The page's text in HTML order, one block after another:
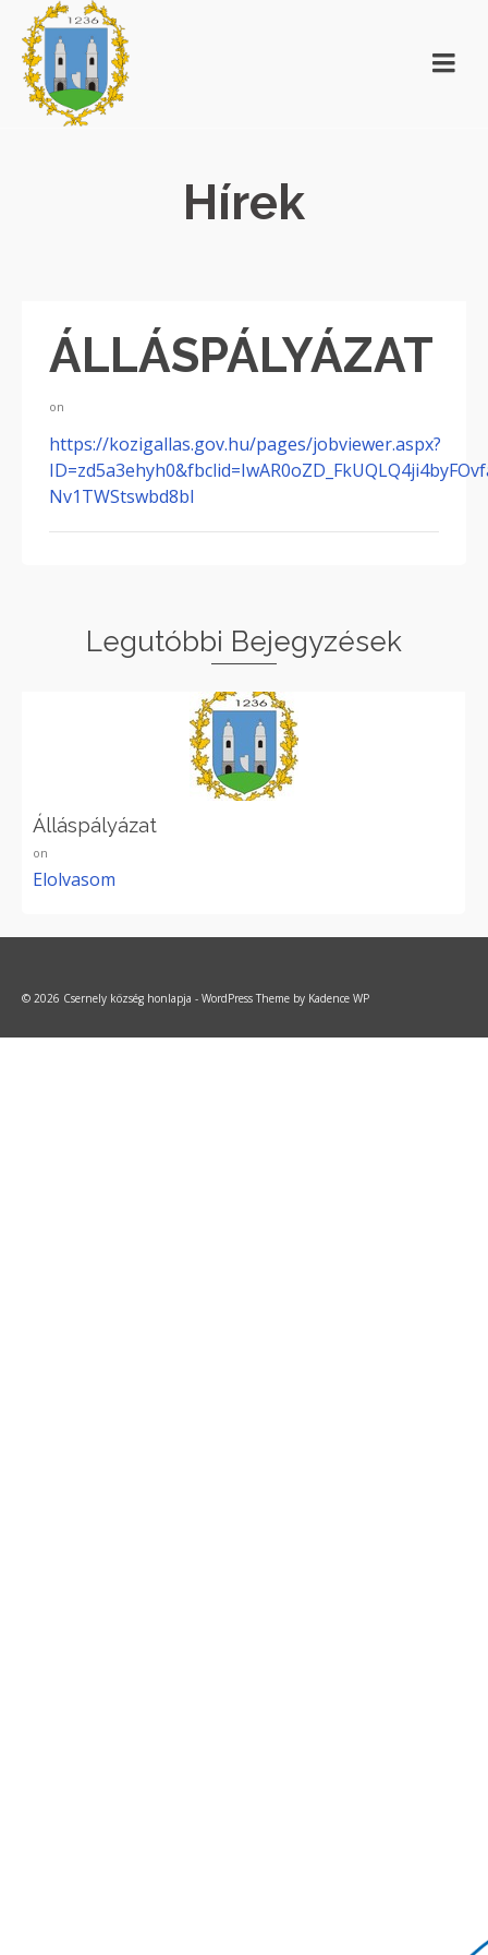
Hírek
ÁLLÁSPÁLYÁZAT
on
https://kozigallas.gov.hu/pages/jobviewer.aspx?
Nv1TWStswbd8bI
Legutóbbi Bejegyzések
Álláspályázat
on
Elolvasom
© 2026 Csernely község honlapja - WordPress Theme by Kadence WP